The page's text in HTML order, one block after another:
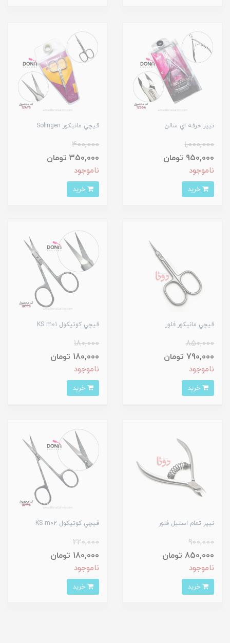
نيپر حرفه اي سالن
1,000,000
950,000 تومان
ناموجود
قيچي مانيکور Solingen
400,000
350,000 تومان
ناموجود
قيچي مانيکور فلور
850,000
790,000 تومان
ناموجود
قيچي کوتيکول KS m01
180,000
180,000 تومان
ناموجود
نيپر تمام استيل فلور
900,000
850,000 تومان
ناموجود
قيچي کوتيکول KS m02
220,000
180,000 تومان
ناموجود